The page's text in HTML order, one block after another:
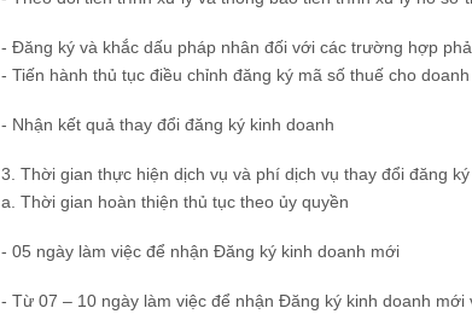
- Đăng ký và khắc dấu pháp nhân đối với các trường hợp
- Tiến hành thủ tục điều chỉnh đăng ký mã số thuế cho
- Nhận kết quả thay đổi đăng ký kinh doanh
3. Thời gian thực hiện dịch vụ và phí dịch vụ thay đổi đăng
a. Thời gian hoàn thiện thủ tục theo ủy quyền
- 05 ngày làm việc để nhận Đăng ký kinh doanh mới
- Từ 07 – 10 ngày làm việc để nhận Đăng ký kinh doanh mới